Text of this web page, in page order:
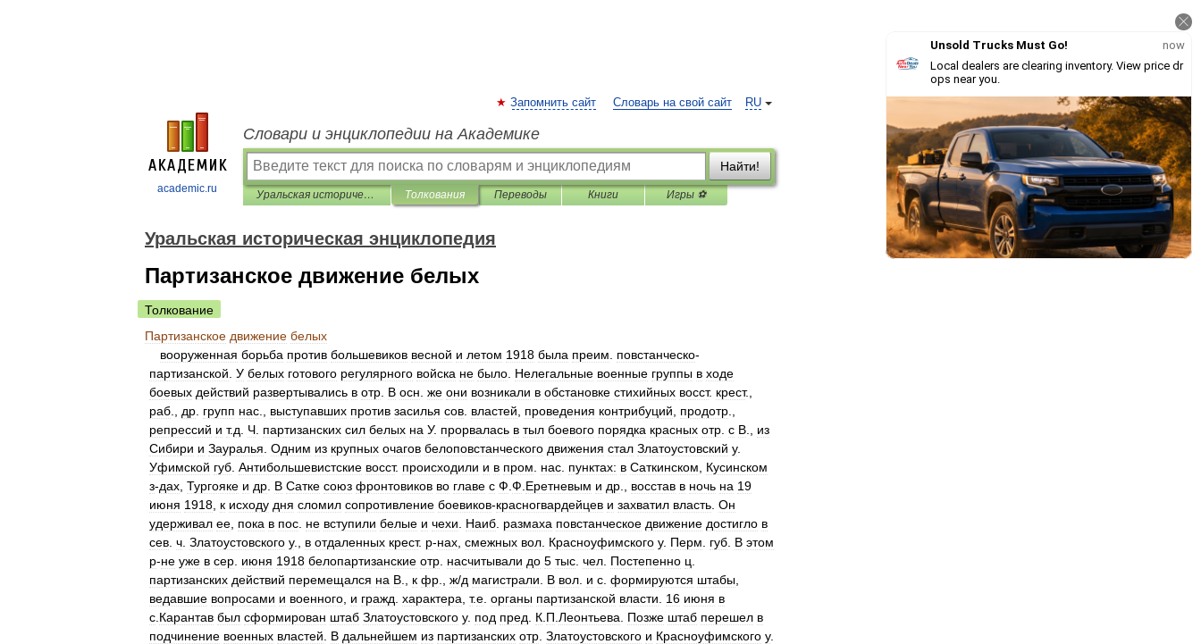
academic.ru
RU
Запомнить сайт Словарь на свой сайт
Словари и энциклопедии на Академике
Найти!
Уральская историческая энциклопедия Толкования Переводы Книги Игры ⚽
Уральская историческая энциклопедия
Партизанское движение белых
Толкование
Партизанское движение белых
вооруженная борьба против большевиков весной и летом 1918 была преим повстанческо-
партизанской У белых готового регулярного войска не было Нелегальные военные группы в ходе
боевых действий развертывались в отр В осн же они возникали в обстановке стихийных восст. крест.,
раб
др групп нас выступавших против засилья сов властей проведения контрибуций продотр
репрессий и т.д Ч партизанских сил белых на У. прорвалась в тыл боевого порядка красных отр с В
из
Сибири и Зауралья Одним из крупных очагов белоповстанческого движения стал Златоустовский у.
Уфимской губ Антибольшевистские восст. происходили и в пром нас пунктах: в Саткинском
Кусинском
з-дах Тургояке и др В Сатке союз фронтовиков во главе с Ф Ф Еретневым и др восстав в ночь на 19
июня 1918 к исходу дня сломил сопротивление боевиков-красногвардейцев и захватил власть Он
удерживал ее пока в пос не вступили белые и чехи Наиб размаха повстанческое движение достигло в
сев ч Златоустовского у., в отдаленных крест. р-нах смежных вол Красноуфимского у. Перм губ В этом
р-не уже в сер июня 1918 белопартизанские отр насчитывали до 5 тыс чел Постепенно ц
партизанских действий перемещался на В к фр ж/д магистрали В вол и с формируются штабы
ведавшие вопросами и военного и гражд характера т.е органы партизанской власти 16 июня в
с Карантав был сформирован штаб Златоустовского у. под пред К П Леонтьева Позже штаб перешел в
подчинение военных властей В дальнейшем из партизанских отр Златоустовского и Красноуфимского у.